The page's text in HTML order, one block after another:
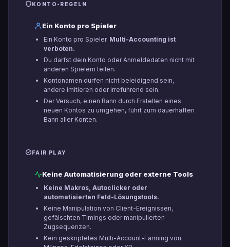
KONTO-REGELN
Ein Konto pro Spieler
Ein Konto pro Spieler. Multi-Accounting ist
verboten.
Du darfst dein Konto oder Anmeldedaten nicht mit
anderen Spielern teilen.
Kontonamen dürfen nicht beleidigend sein,
andere imitieren oder irreführend sein.
Der Versuch, einen Bann durch Erstellen eines
neuen Kontos zu umgehen, führt zum dauerhaften
Bann aller Konten.
FAIR PLAY
Keine Automatisierung oder externe Tools
Keine Makros, Autoclicker oder
automatisierten Feld-Lösungstools.
Keine Manipulation von Client-Ereignissen,
gefälschten Timings oder manipulierten
Zugsequenzen.
Kein geskriptetes Multi-Account-Farming von